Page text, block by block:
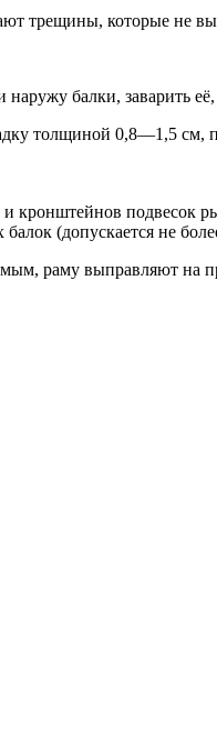
трещины, которые не
балки, заварить
толщиной 0,8—1,5
подвесок
(допускается не
раму выправляют на